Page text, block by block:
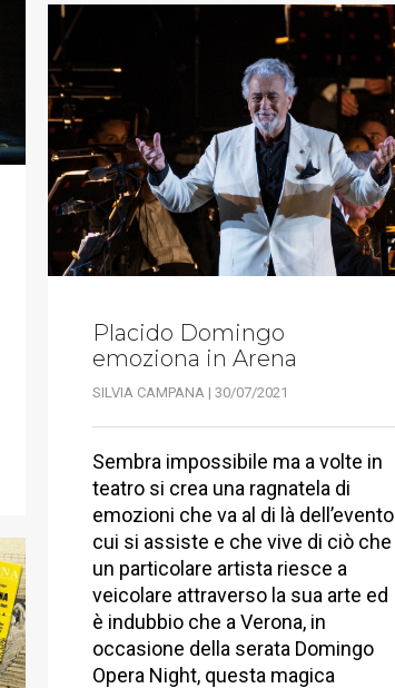
Placido Domingo
emoziona in Arena
SILVIA CAMPANA | 30/07/2021
Sembra impossibile ma a volte in
teatro si crea una ragnatela di
emozioni che va al di là dell’evento
cui si assiste e che vive di ciò che
un particolare artista riesce a
veicolare attraverso la sua arte ed
è indubbio che a Verona, in
occasione della serata Domingo
Opera Night, questa magica